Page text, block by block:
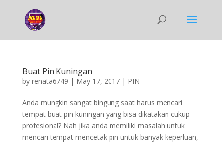
Buat Pin Kuningan
by renata6749 | May 17, 2017| PIN
Anda mungkin sangat bingung saat harus mencari
tempat buat pin kuningan yang bisa dikatakan cukup
profesional? Nah jika anda memiliki masalah untuk
mencari tempat mencetak pin untuk banyak keperluan,